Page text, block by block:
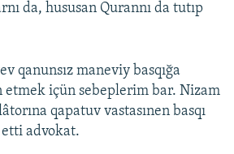
da, hususan Qurannı da tutıp
qanunsız maneviy basqığa
etmek içün sebeplerim bar. Nizam
qapatuv vastasınen basqı
etti advokat.